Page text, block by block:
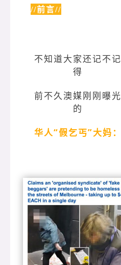
//前言//
不知道大家还记不记
得
前不久澳媒刚刚曝光
的
华人“假乞丐”大妈：